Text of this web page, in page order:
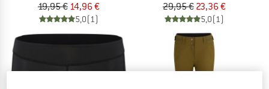
19,95 € 14,96 €
5,0(1)
29,95 € 23,36 €
5,0(1)